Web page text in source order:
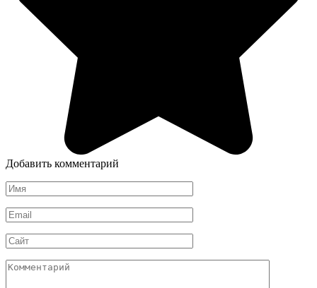
Добавить комментарий
Имя
*
Email
*
Сайт
Комментарий